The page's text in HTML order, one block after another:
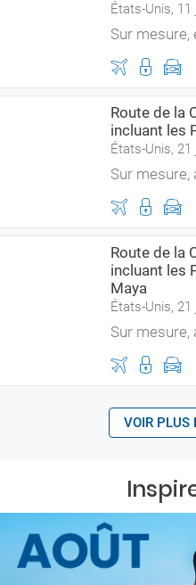
États-Unis, 11
Sur mesure,
Route de la
incluant les
États-Unis, 21
Sur mesure,
Route de la
incluant les
Maya
États-Unis, 21
Sur mesure,
VOIR PLUS